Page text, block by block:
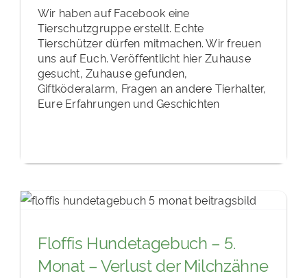
Wir haben auf Facebook eine
Tierschutzgruppe erstellt. Echte
Tierschützer dürfen mitmachen. Wir freuen
uns auf Euch. Veröffentlicht hier Zuhause
gesucht, Zuhause gefunden,
Giftköderalarm, Fragen an andere Tierhalter,
Eure Erfahrungen und Geschichten
Floffis Hundetagebuch – 5.
Monat – Verlust der Milchzähne